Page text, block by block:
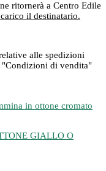
ritornerà a Centro Edile
il destinatario.
alle spedizioni
"Condizioni di vendita"
GIALLO O